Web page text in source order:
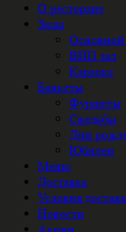
О ресторане
Залы
Основной
ВИП зал
Караоке
Банкеты
Фуршеты
Свадьбы
Дни
Юбилеи
Меню
Доставка
Условия
Новости